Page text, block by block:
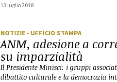
13 luglio 2018
NOTIZIE - UFFICIO STAMPA
ANM, adesione a
su imparzialità
Il Presidente Minisci: i gruppi
dibattito culturale e la democrazia